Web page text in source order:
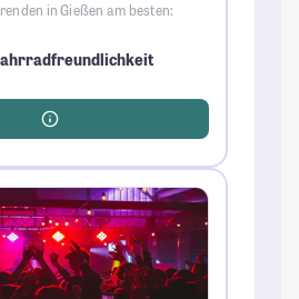
in Gießen am besten: